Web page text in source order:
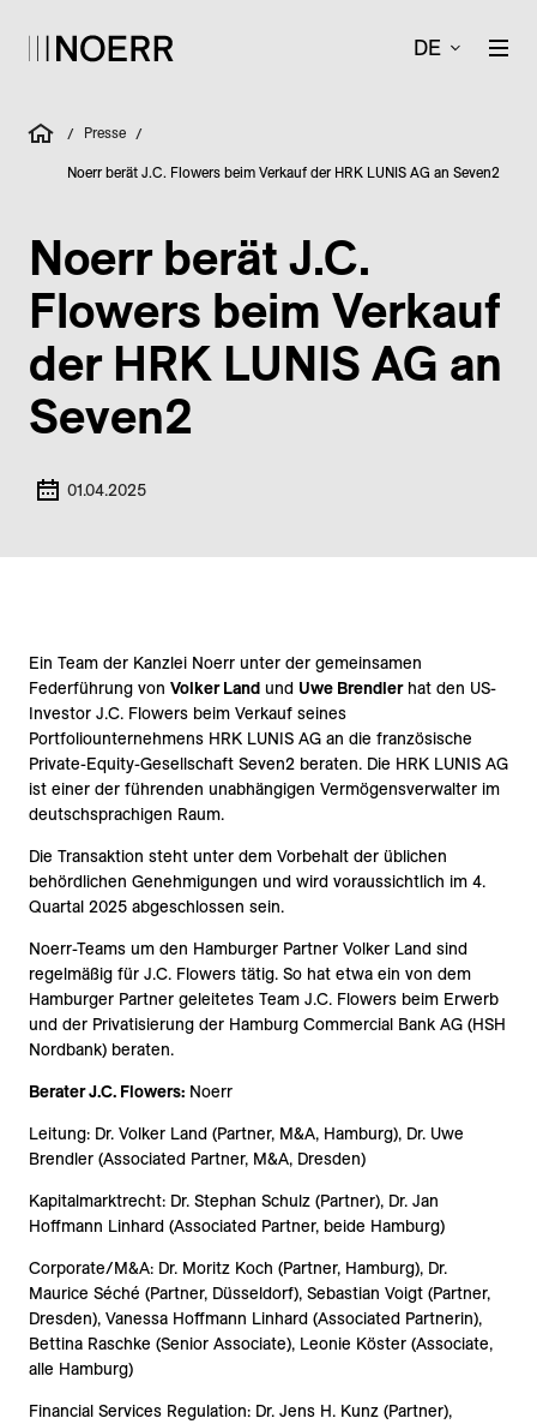
DE
/ Presse /
Noerr berät J.C. Flowers beim Verkauf der HRK LUNIS AG an Seven2
Noerr berät J.C.
Flowers beim Verkauf
der HRK LUNIS AG an
Seven2
01.04.2025
Ein Team der Kanzlei Noerr unter der gemeinsamen
Federführung von Volker Land und Uwe Brendlerhat den US-
Investor J.C. Flowers beim Verkauf seines
Portfoliounternehmens HRK LUNIS AG an die französische
Private-Equity-Gesellschaft Seven2 beraten. Die HRK LUNIS AG
ist einer der führenden unabhängigen Vermögensverwalter im
deutschsprachigen Raum.
Die Transaktion steht unter dem Vorbehalt der üblichen
behördlichen Genehmigungen und wird voraussichtlich im 4.
Quartal 2025 abgeschlossen sein.
Noerr-Teams um den Hamburger Partner Volker Land sind
regelmäßig für J.C. Flowers tätig. So hat etwa ein von dem
Hamburger Partner geleitetes Team J.C. Flowers beim Erwerb
und der Privatisierung der Hamburg Commercial Bank AG (HSH
Nordbank) beraten.
Berater J.C. Flowers: Noerr
Leitung: Dr. Volker Land (Partner, M&A, Hamburg), Dr. Uwe
Brendler (Associated Partner, M&A, Dresden)
Kapitalmarktrecht: Dr. Stephan Schulz (Partner), Dr. Jan
Hoffmann Linhard (Associated Partner, beide Hamburg)
Corporate/M&A: Dr. Moritz Koch (Partner, Hamburg), Dr.
Maurice Séché (Partner, Düsseldorf), Sebastian Voigt (Partner,
Dresden), Vanessa Hoffmann Linhard (Associated Partnerin),
Bettina Raschke (Senior Associate), Leonie Köster (Associate,
alle Hamburg)
Financial Services Regulation: Dr. Jens H. Kunz (Partner),